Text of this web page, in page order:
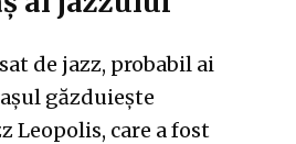
de jazz, probabil ai
găzduiește
Leopolis, care a fost